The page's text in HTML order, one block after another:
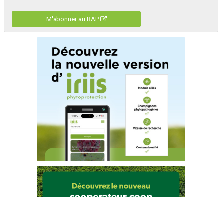
M'abonner au RAP